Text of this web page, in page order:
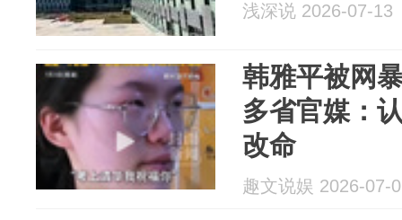
浅深说 2026-07-13
韩雅平被网
多省官媒：
改命
趣文说娱 2026-07-